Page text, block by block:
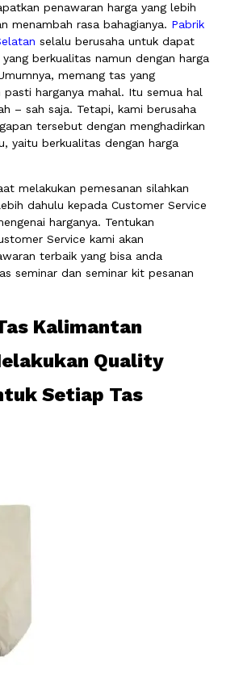
penawaran harga yang lebih
menambah rasa bahagianya. Pabrik
selalu berusaha untuk dapat
berkualitas namun dengan harga
memang tas yang
pasti harganya mahal. Itu semua hal
– sah saja. Tetapi, kami berusaha
tersebut dengan menghadirkan
yaitu berkualitas dengan harga
melakukan pemesanan silahkan
dahulu kepada Customer Service
harganya. Tentukan
Service kami akan
terbaik yang bisa anda
seminar dan seminar kit pesanan
Kalimantan
Quality
Setiap Tas